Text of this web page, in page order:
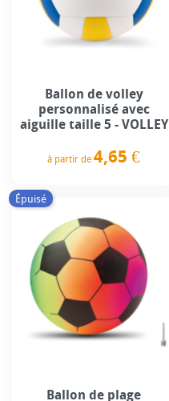
Ballon de volley
personnalisé avec
aiguille taille 5 - VOLLEY
à partir de 4,65 €
Épuisé
Ballon de plage